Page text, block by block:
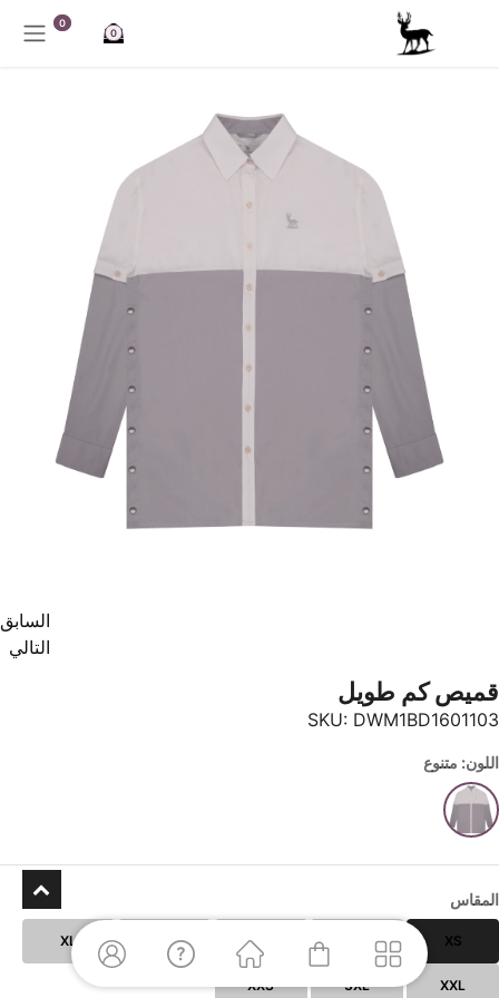
تخطي للذهاب إلى المحتوى
0
0
السابق
التالي
قميص كم طويل
SKU: DWM1BD1601103
اللون: متنوع
المقاس
XS
M
XL
XXL
3XL
XXS